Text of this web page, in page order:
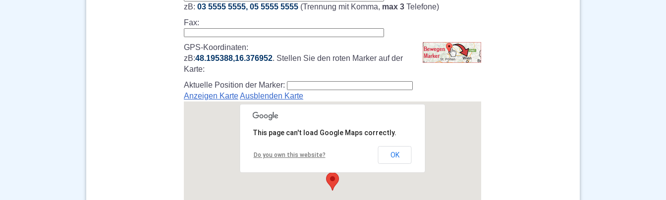
zB: 03 5555 5555, 05 5555 5555 (Trennung mit Komma, max 3 Telefone)
Fax:
GPS-Koordinaten:
zB:48.195388,16.376952. Stellen Sie den roten Marker auf der
Karte:
Aktuelle Position der Marker:
Anzeigen KarteAusblenden Karte
This page can't load Google Maps correctly.
Do you own this website? OK